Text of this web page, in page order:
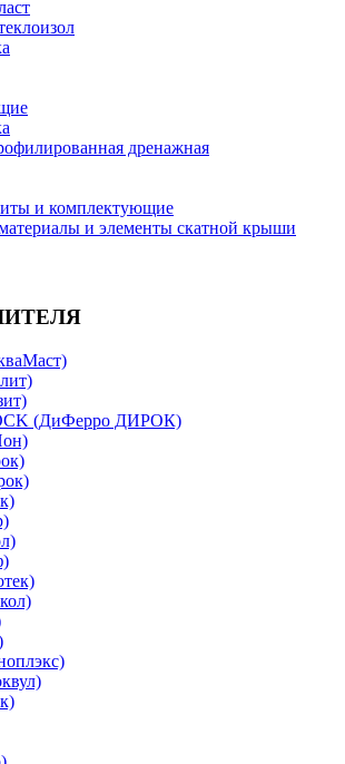
дренажная
и комплектующие
и элементы скатной крыши
(ДиФерро ДИРОК)